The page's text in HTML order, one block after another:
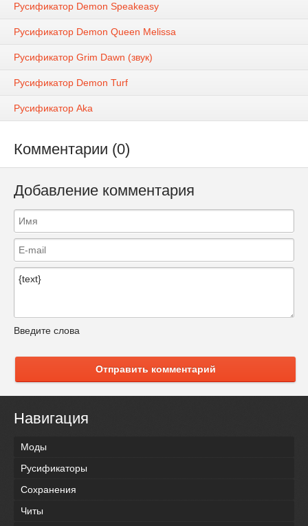
Русификатор Demon Speakeasy
Русификатор Demon Queen Melissa
Русификатор Grim Dawn (звук)
Русификатор Demon Turf
Русификатор Aka
Комментарии (0)
Добавление комментария
Введите слова
Отправить комментарий
Навигация
Моды
Русификаторы
Сохранения
Читы